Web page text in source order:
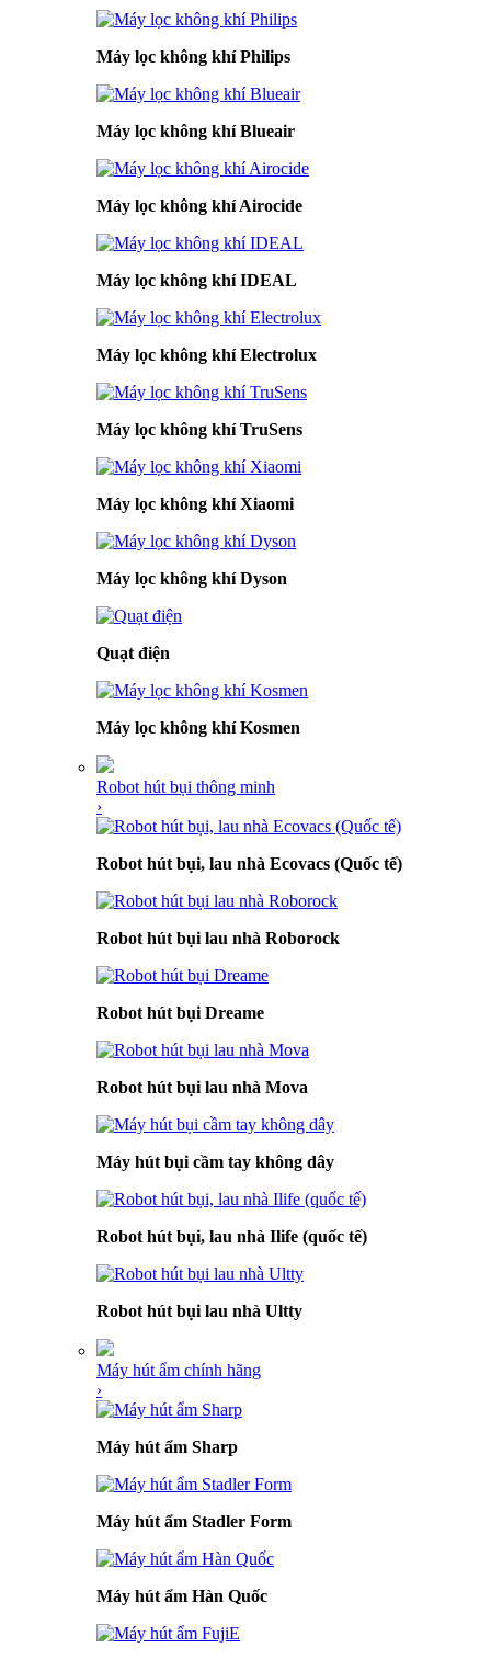
Máy lọc không khí Philips
Máy lọc không khí Blueair
Máy lọc không khí Airocide
Máy lọc không khí IDEAL
Máy lọc không khí Electrolux
Máy lọc không khí TruSens
Máy lọc không khí Xiaomi
Máy lọc không khí Dyson
Quạt điện
Máy lọc không khí Kosmen
Robot hút bụi thông minh
›
Robot hút bụi, lau nhà Ecovacs (Quốc tế)
Robot hút bụi lau nhà Roborock
Robot hút bụi Dreame
Robot hút bụi lau nhà Mova
Máy hút bụi cầm tay không dây
Robot hút bụi, lau nhà Ilife (quốc tế)
Robot hút bụi lau nhà Ultty
Máy hút ẩm chính hãng
›
Máy hút ẩm Sharp
Máy hút ẩm Stadler Form
Máy hút ẩm Hàn Quốc